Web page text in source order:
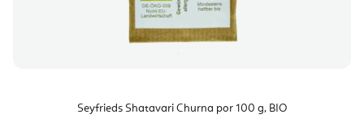
Seyfrieds Shatavari Churna por 100 g, BIO